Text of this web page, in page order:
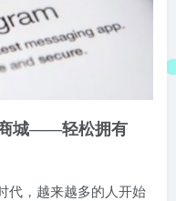
城——轻松拥有
代，越来越多的人开始